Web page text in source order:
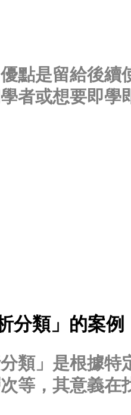
點是留給後
者或想要即學
分類」的案例
分類」是根據
等，其意義在